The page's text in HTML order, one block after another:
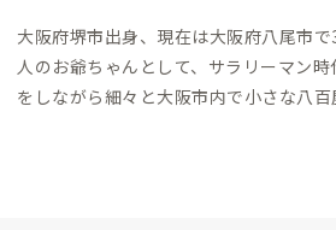
大阪府堺市出身、現在は大阪府八尾市
人のお爺ちゃんとして、 サラリーマン
をしながら細々と大阪市内で小さな八百
ぜひ